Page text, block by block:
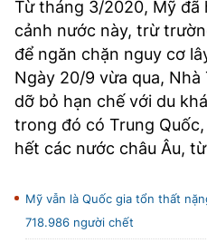
Từ tháng 3/2020, Mỹ đã
cảnh nước này, trừ
để ngăn chặn nguy cơ
Ngày 20/9 vừa qua,
dỡ bỏ hạn chế với du
trong đó có Trung
hết các nước châu Âu,
Mỹ vẫn là Quốc gia tổn thất
718.986 người chết